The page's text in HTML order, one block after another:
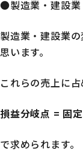
●製造業・建設業
製造業・建設業
思います。
これらの売上に
損益分岐点 = 固
で求められます。